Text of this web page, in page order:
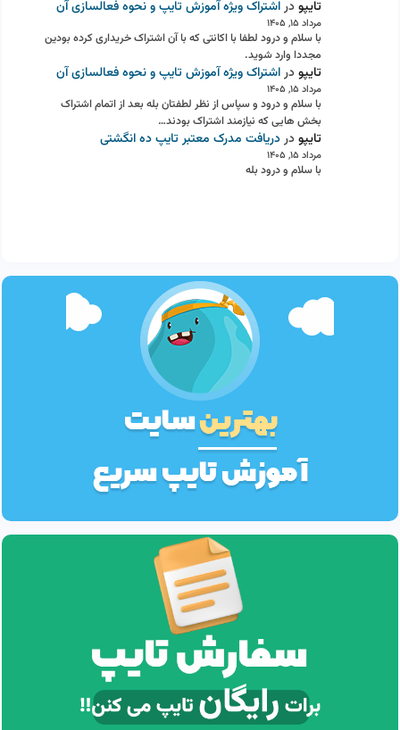
تایپودراشتراک ویژه آموزش تایپ و نحوه فعالسازی آن
مرداد ۱۵, ۱۴۰۵
با سلام و درود لطفا با اکانتی که با آن اشتراک خریداری کرده بودین
مجددا وارد شوید.
تایپودراشتراک ویژه آموزش تایپ و نحوه فعالسازی آن
مرداد ۱۵, ۱۴۰۵
با سلام و درود و سپاس از نظر لطفتان بله بعد از اتمام اشتراک
بخش هایی که نیازمند اشتراک بودند…
تایپودردریافت مدرک معتبر تایپ ده انگشتی
مرداد ۱۵, ۱۴۰۵
با سلام و درود بله